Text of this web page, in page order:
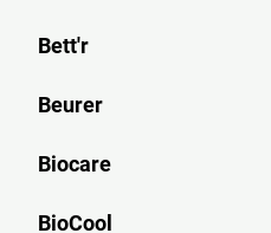
Bett'r
Beurer
Biocare
BioCool